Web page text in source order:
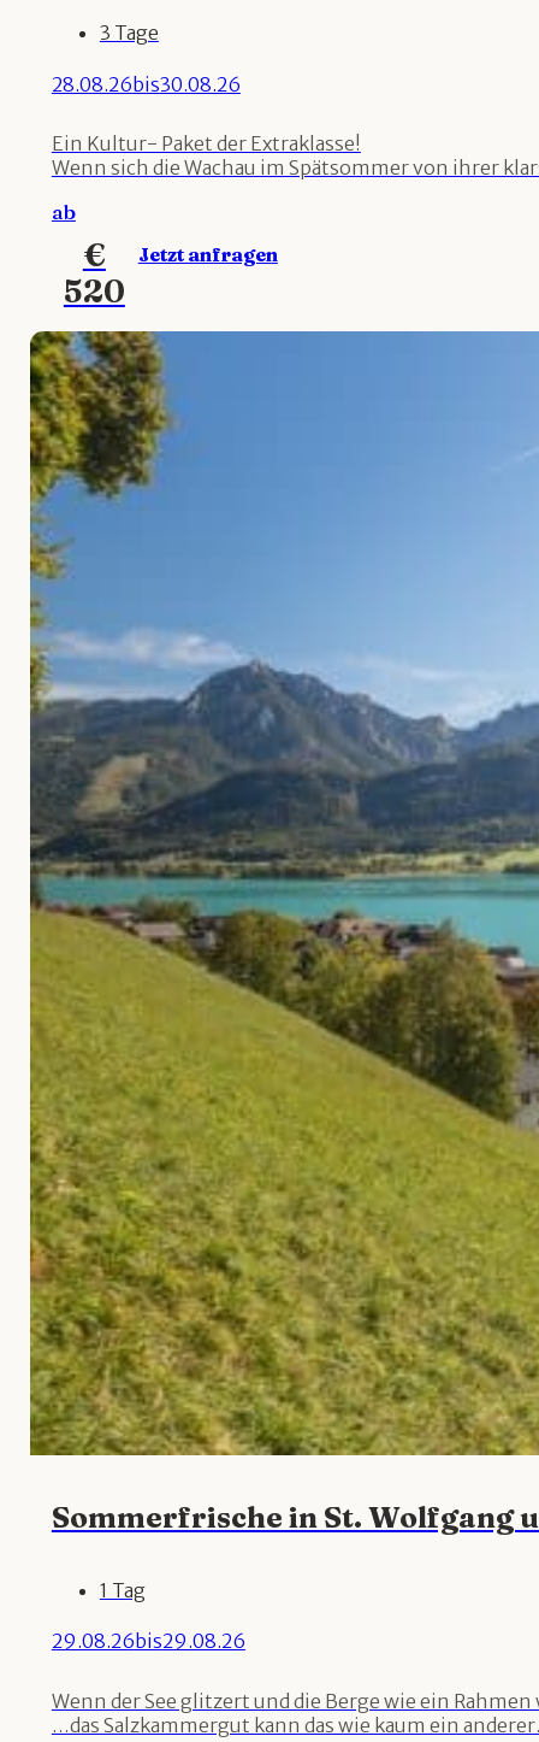
3 Tage
28.08.26bis30.08.26
Ein Kultur- Paket der Extraklasse!
Wenn sich die Wachau im Spätsommer von ihrer
ab
€
520
Jetzt anfragen
Sommerfrische in St. Wolfgang
1 Tag
29.08.26bis29.08.26
Wenn der See glitzert und die Berge wie ein
…das Salzkammergut kann das wie kaum ein